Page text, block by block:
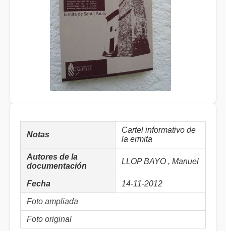
Notas
Cartel informativo de
la ermita
Autores de la
documentación
LLOP BAYO , Manuel
Fecha 14-11-2012
Foto ampliada
Foto original